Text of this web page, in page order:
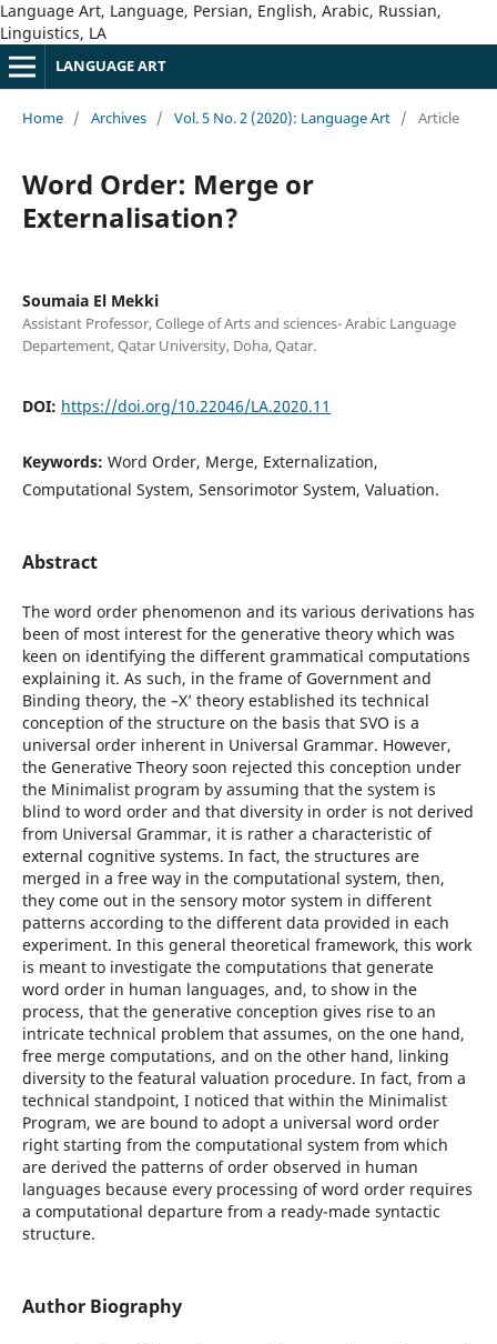
Language Art, Language, Persian, English, Arabic, Russian,
Linguistics, LA
LANGUAGE ART
Home / Archives / Vol. 5 No. 2 (2020): Language Art / Article
Word Order: Merge or
Externalisation?
Soumaia El Mekki
Assistant Professor, College of Arts and sciences- Arabic Language
Departement, Qatar University, Doha, Qatar.
DOI: https://doi.org/10.22046/LA.2020.11
Keywords: Word Order, Merge, Externalization,
Computational System, Sensorimotor System, Valuation.
Abstract
The word order phenomenon and its various derivations has
been of most interest for the generative theory which was
keen on identifying the different grammatical computations
explaining it. As such, in the frame of Government and
Binding theory, the –X’ theory established its technical
conception of the structure on the basis that SVO is a
universal order inherent in Universal Grammar. However,
the Generative Theory soon rejected this conception under
the Minimalist program by assuming that the system is
blind to word order and that diversity in order is not derived
from Universal Grammar, it is rather a characteristic of
external cognitive systems. In fact, the structures are
merged in a free way in the computational system, then,
they come out in the sensory motor system in different
patterns according to the different data provided in each
experiment. In this general theoretical framework, this work
is meant to investigate the computations that generate
word order in human languages, and, to show in the
process, that the generative conception gives rise to an
intricate technical problem that assumes, on the one hand,
free merge computations, and on the other hand, linking
diversity to the featural valuation procedure. In fact, from a
technical standpoint, I noticed that within the Minimalist
Program, we are bound to adopt a universal word order
right starting from the computational system from which
are derived the patterns of order observed in human
languages because every processing of word order requires
a computational departure from a ready-made syntactic
structure.
Author Biography